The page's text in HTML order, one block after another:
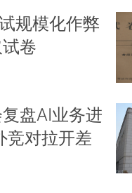
规模化作弊
卷
盘AI业务进
竞对拉开差